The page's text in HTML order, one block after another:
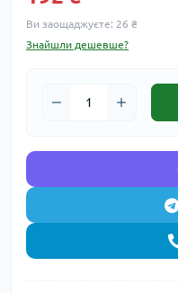
Ви заощаджуєте: 26 ₴
Знайшли дешевше?